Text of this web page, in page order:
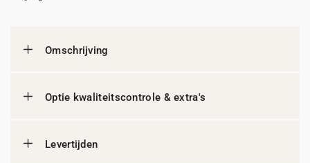
Omschrijving
Optie kwaliteitscontrole & extra's
Levertijden